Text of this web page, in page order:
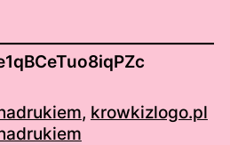
, krowkizlogo.pl